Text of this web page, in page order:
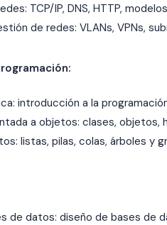
TCP/IP, DNS, HTTP,
de redes: VLANs, VPNs,
introducción a la
a objetos: clases, objetos,
listas, pilas, colas, árboles y
de datos: diseño de bases de